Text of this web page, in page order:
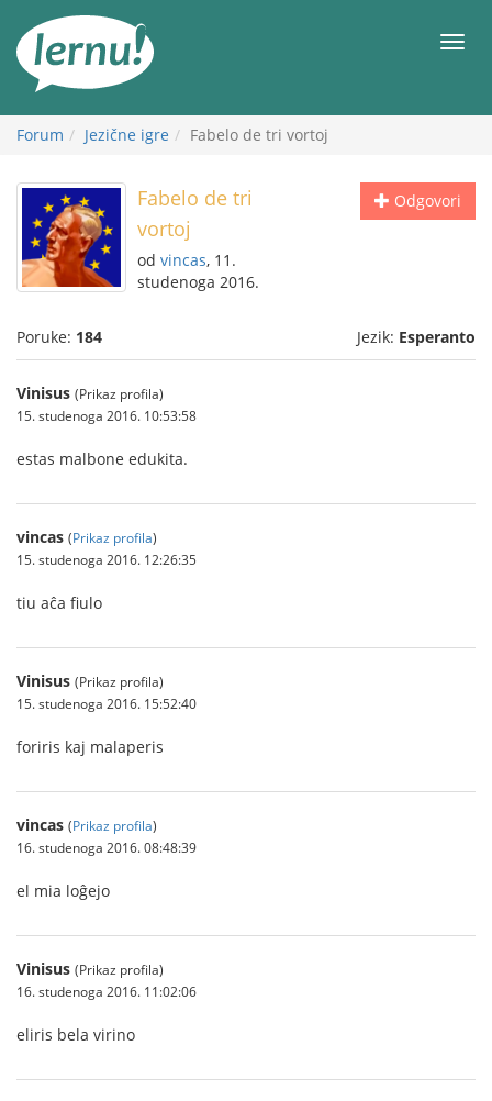
Meni
Forum Jezične igre Fabelo de tri vortoj
Odgovori
Fabelo de tri
vortoj
od vincas, 11.
studenoga 2016.
Poruke: 184 Jezik: Esperanto
Vinisus (Prikaz profila)
15. studenoga 2016. 10:53:58
estas malbone edukita.
vincas (Prikaz profila)
15. studenoga 2016. 12:26:35
tiu aĉa fiulo
Vinisus (Prikaz profila)
15. studenoga 2016. 15:52:40
foriris kaj malaperis
vincas (Prikaz profila)
16. studenoga 2016. 08:48:39
el mia loĝejo
Vinisus (Prikaz profila)
16. studenoga 2016. 11:02:06
eliris bela virino